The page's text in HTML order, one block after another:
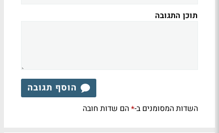
תוכן התגובה
הוסף תגובה
השדות המסומנים ב-*הם שדות חובה